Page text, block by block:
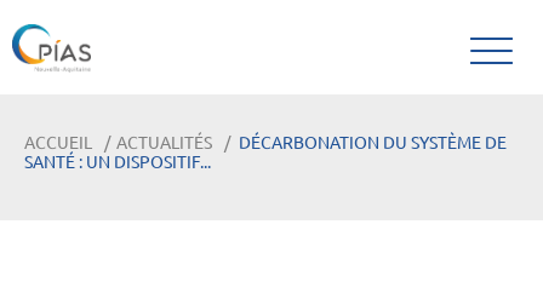
ACCUEIL ACTUALITÉS
DÉCARBONATION DU SYSTÈME DE
SANTÉ : UN DISPOSITIF...